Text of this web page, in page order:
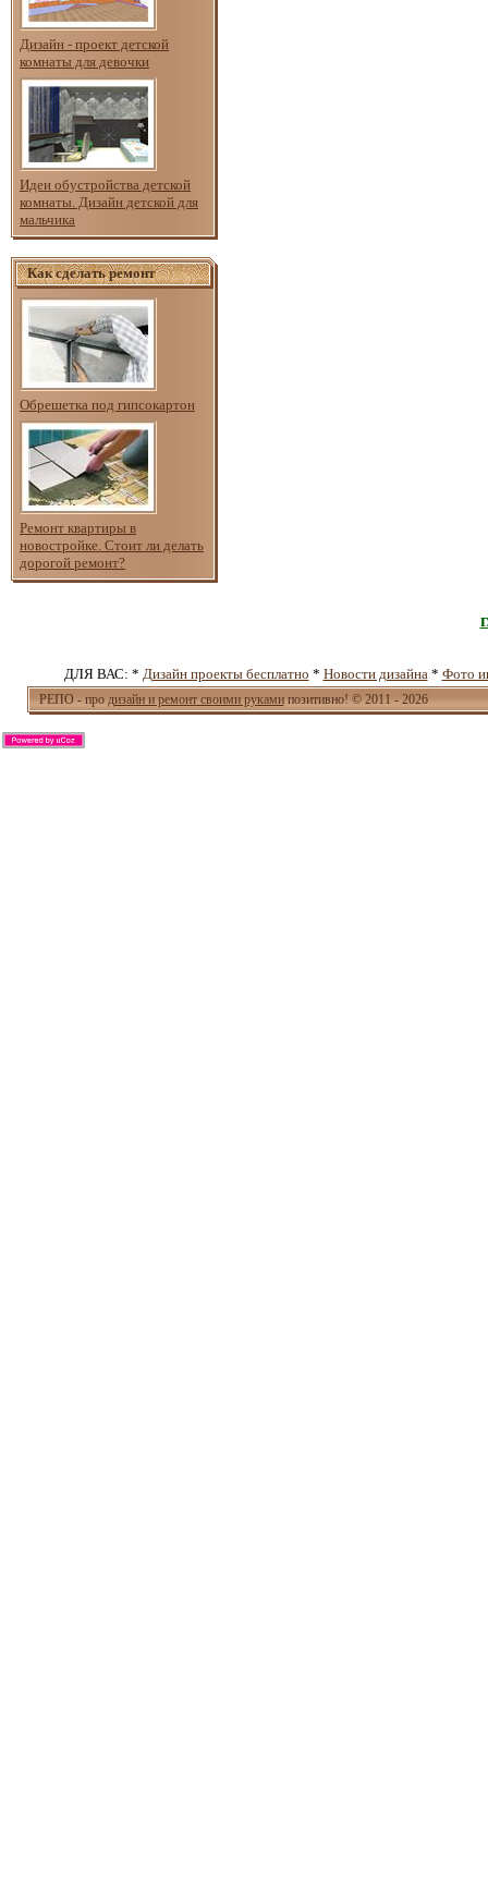
Дизайн - проект детской
комнаты для девочки
Идеи обустройства детской
комнаты. Дизайн детской для
мальчика
Как сделать ремонт
Обрешетка под гипсокартон
Ремонт квартиры в
новостройке. Стоит ли делать
дорогой ремонт?
ДЛЯ ВАС: * Дизайн проекты бесплатно * Новости дизайна* Фото
РЕПО - продизайн и ремонт своими рукамипозитивно! © 2011 - 2026